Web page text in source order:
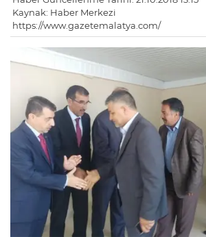
Kaynak: Haber Merkezi
https://www.gazetemalatya.com/